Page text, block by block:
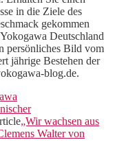
in die Ziele des
gekommen
Deutschland
persönliches Bild vom
jährige Bestehen der
blog.de.
„Wir wachsen aus
Walter von